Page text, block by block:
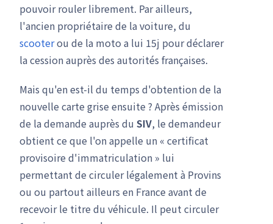
pouvoir rouler librement. Par ailleurs,
l'ancien propriétaire de la voiture, du
scooterou de la moto a lui 15j pour déclarer
la cession auprès des autorités françaises.
Mais qu'en est-il du temps d'obtention de la
nouvelle carte grise ensuite ? Après émission
de la demande auprès du SIV, le demandeur
obtient ce que l'on appelle un « certificat
provisoire d'immatriculation » lui
permettant de circuler légalement à Provins
ou ou partout ailleurs en France avant de
recevoir le titre du véhicule. Il peut circuler